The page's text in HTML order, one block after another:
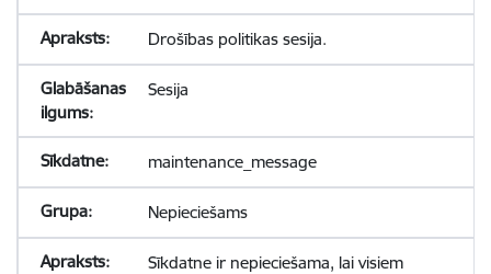
Drošības politikas sesija.
Sesija
maintenance_message
Nepieciešams
Sīkdatne ir nepieciešama, lai visiem